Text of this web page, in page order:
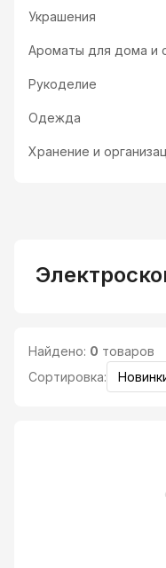
Украшения
Ароматы для дома и
Рукоделие
Одежда
Хранение и
Найдено: 0 товаров
Сортировка: